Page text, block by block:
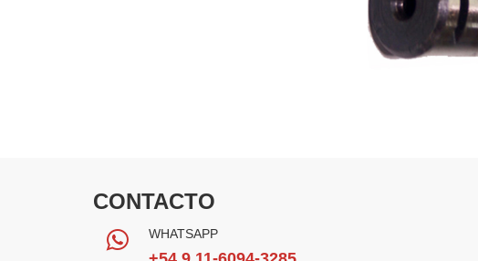
CONTACTO
WHATSAPP